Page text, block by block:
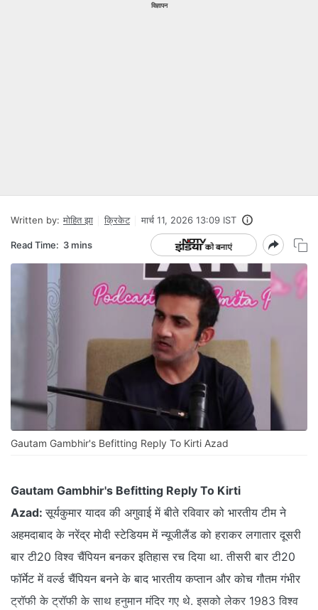
विज्ञापन
Written by: मोहित झा क्रिकेट मार्च 11, 2026 13:09 IST
Read Time: 3 mins
Gautam Gambhir's Befitting Reply To Kirti Azad
Gautam Gambhir's Befitting Reply To Kirti
Azad:सूर्यकुमार यादव की अगुवाई में बीते रविवार को भारतीय टीम ने
अहमदाबाद के नरेंद्र मोदी स्टेडियम में न्यूजीलैंड को हराकर लगातार दूसरी
बार टी20 विश्व चैंपियन बनकर इतिहास रच दिया था. तीसरी बार टी20
फॉर्मेट में वर्ल्ड चैंपियन बनने के बाद भारतीय कप्तान और कोच गौतम गंभीर
ट्रॉफी के ट्रॉफी के साथ हनुमान मंदिर गए थे. इसको लेकर 1983 विश्व